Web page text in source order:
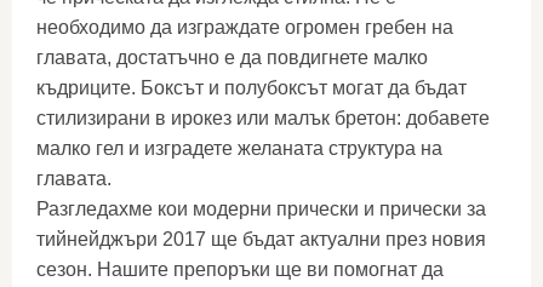
необходимо да изграждате огромен гребен на
главата, достатъчно е да повдигнете малко
къдриците. Боксът и полубоксът могат да бъдат
стилизирани в ирокез или малък бретон: добавете
малко гел и изградете желаната структура на
главата.
Разгледахме кои модерни прически и прически за
тийнейджъри 2017 ще бъдат актуални през новия
сезон. Нашите препоръки ще ви помогнат да